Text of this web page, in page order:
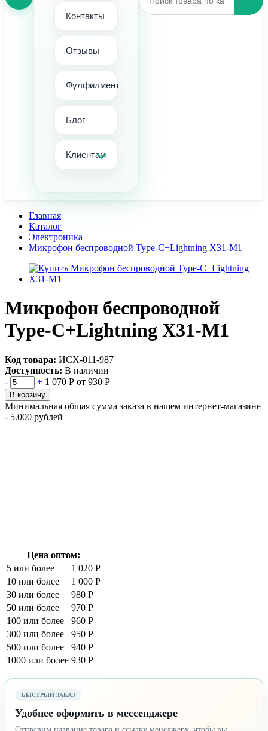
Контакты
Отзывы
Фулфилмент
Блог
Клиентам
Главная
Каталог
Электроника
Микрофон беспроводной Type-C+Lightning X31-M1
Микрофон беспроводной
Type-C+Lightning X31-M1
Код товара: ИСХ-011-987
Доступность: В наличии
-
+ 1 070 Р от 930 Р
В корзину
Минимальная общая сумма заказа в нашем интернет-магазине
- 5.000 рублей
Цена оптом:
5 или более
1 020 Р
10 или более
1 000 Р
30 или более
980 Р
50 или более
970 Р
100 или более
960 Р
300 или более
950 Р
500 или более
940 Р
1000 или более 930 Р
БЫСТРЫЙ ЗАКАЗ
Удобнее оформить в мессенджере